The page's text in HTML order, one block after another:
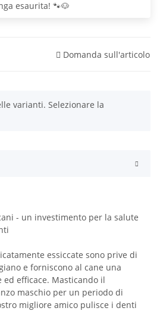
esaurita! 🐾🐶
Domanda sull'articolo
varianti. Selezionare la
- un investimento per la salute
essiccate sono prive di
e forniscono al cane una
efficace. Masticando il
maschio per un periodo di
migliore amico pulisce i denti